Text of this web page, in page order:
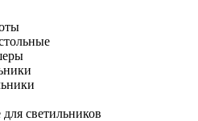
светильников